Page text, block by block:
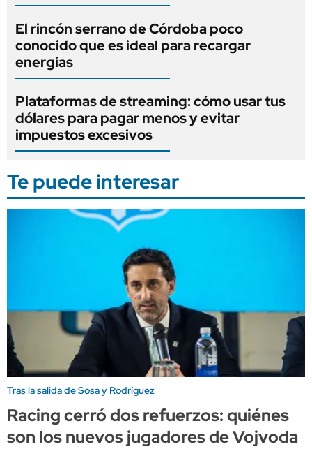
El rincón serrano de Córdoba poco
conocido que es ideal para recargar
energías
Plataformas de streaming: cómo usar tus
dólares para pagar menos y evitar
impuestos excesivos
Te puede interesar
Tras la salida de Sosa y Rodríguez
Racing cerró dos refuerzos: quiénes
son los nuevos jugadores de Vojvoda